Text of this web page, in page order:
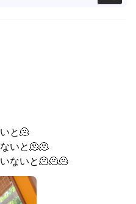
と🫠
いと🫠🫠
ないと🫠🫠🫠